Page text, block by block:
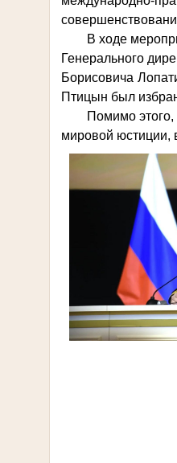
В ходе
Генерального
Борисовича
Птицын был
Помимо
мировой юстиции,